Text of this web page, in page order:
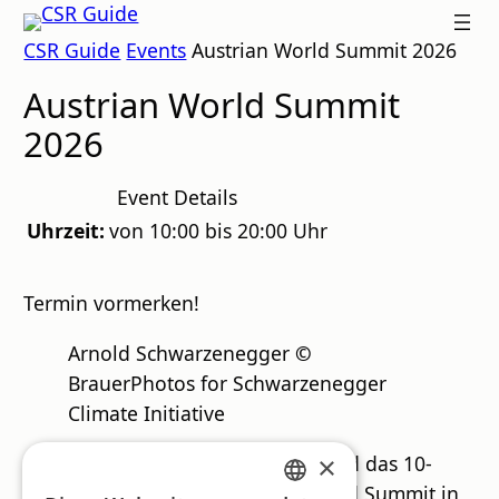
Zum
Inhalt
CSR
GUIDE
CSR Guide Events Austrian World Summit 2026
Austrian World Summit
2026
Event Details
Uhrzeit: von 10:00 bis 20:00 Uhr
Termin vormerken!
Arnold Schwarzenegger©
BrauerPhotos for Schwarzenegger
Climate Initiative
Am Dienstag, den 16. Juni 2026 wird das 10-
jährige Jubiläum des Austrian World Summit in
×